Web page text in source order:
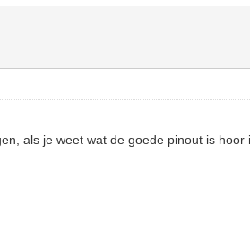
als je weet wat de goede pinout is